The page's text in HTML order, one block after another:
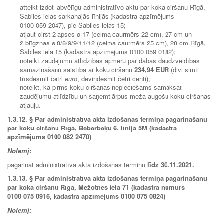
atteikt izdot labvēlīgu administratīvo aktu par koka ciršanu Rīgā,
Sabiles ielas sarkanajās līnijās (kadastra apzīmējums
0100 059 2047), pie Sabiles ielas 15;
atļaut cirst 2 apses ø 17 (celma caurmērs 22 cm), 27 cm un
2 blīgznas ø 8/8/9/9/11/12 (celma caurmērs 25 cm), 28 cm Rīgā,
Sabiles ielā 15 (kadastra apzīmējums 0100 059 0182);
noteikt zaudējumu atlīdzības apmēru par dabas daudzveidības
samazināšanu saistībā ar koku ciršanu 234,94 EUR (divi simti
trīsdesmit četri euro, deviņdesmit četri centi);
noteikt, ka pirms koku ciršanas nepieciešams samaksāt
zaudējumu atlīdzību un saņemt ārpus meža augošu koku ciršanas
atļauju.
1.3.12. § Par administratīvā akta izdošanas termiņa pagarināšanu
par koku ciršanu Rīgā, Beberbeķu 6. līnijā 5M (kadastra
apzīmējums 0100 082 2470)
Nolemj:
pagarināt administratīvā akta izdošanas termiņu līdz 30.11.2021.
1.3.13. § Par administratīvā akta izdošanas termiņa pagarināšanu
par koka ciršanu Rīgā, Mežotnes ielā 71 (kadastra numurs
0100 075 0916, kadastra apzīmējums 0100 075 0824)
Nolemj: